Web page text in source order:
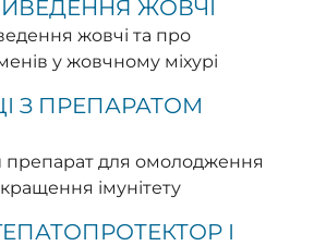
ЖОВЧІ
жовчі та про
у жовчному міхурі
З ПРЕПАРАТОМ
препарат для омолодження
імунітету
І